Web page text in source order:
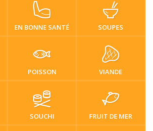
EN BONNE SANTÉ SOUPES
POISSON VIANDE
SOUCHI FRUIT DE MER